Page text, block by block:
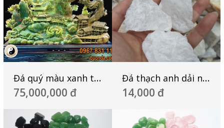
Đá quý màu xanh tạc cảnh non nước hữu tình
75,000,000 đ
Đá thạch anh dải nền nhà
14,000 đ